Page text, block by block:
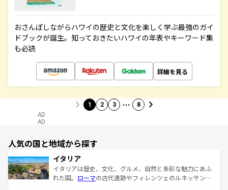
おさんぽしながらハワイの歴史と文化を楽しく学ぶ最強のガイ
ドブックが誕生。知っておきたいハワイの年表やキーワード集
も必読
詳細を見る
1 2 3 … 8
AD
AD
人気の国と地域から探す
イタリア
イタリアは歴史、文化、グルメ、自然と多彩な魅力にあふ
れた国。 ローマの古代遺跡やフィレンツェのルネッサンス